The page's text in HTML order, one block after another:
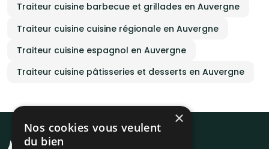
Traiteur cuisine barbecue et grillades en Auvergne
Traiteur cuisine cuisine régionale en Auvergne
Traiteur cuisine espagnol en Auvergne
Traiteur cuisine pâtisseries et desserts en Auvergne
×
Nos cookies vous veulent
du bien